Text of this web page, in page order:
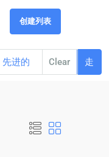
创建列表
先进的 Clear 走